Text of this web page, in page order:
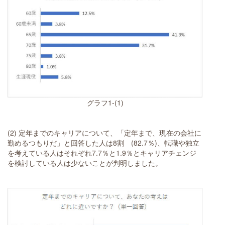
グラフ1-(1)
(2) 定年までのキャリアについて、「定年まで、現在の会社に
勤めるつもりだ」と回答した人は8割 (82.7％)、転職や独立
を考えている人はそれぞれ7.7％と1.9％とキャリアチェンジ
を検討している人は少ないことが判明しました。